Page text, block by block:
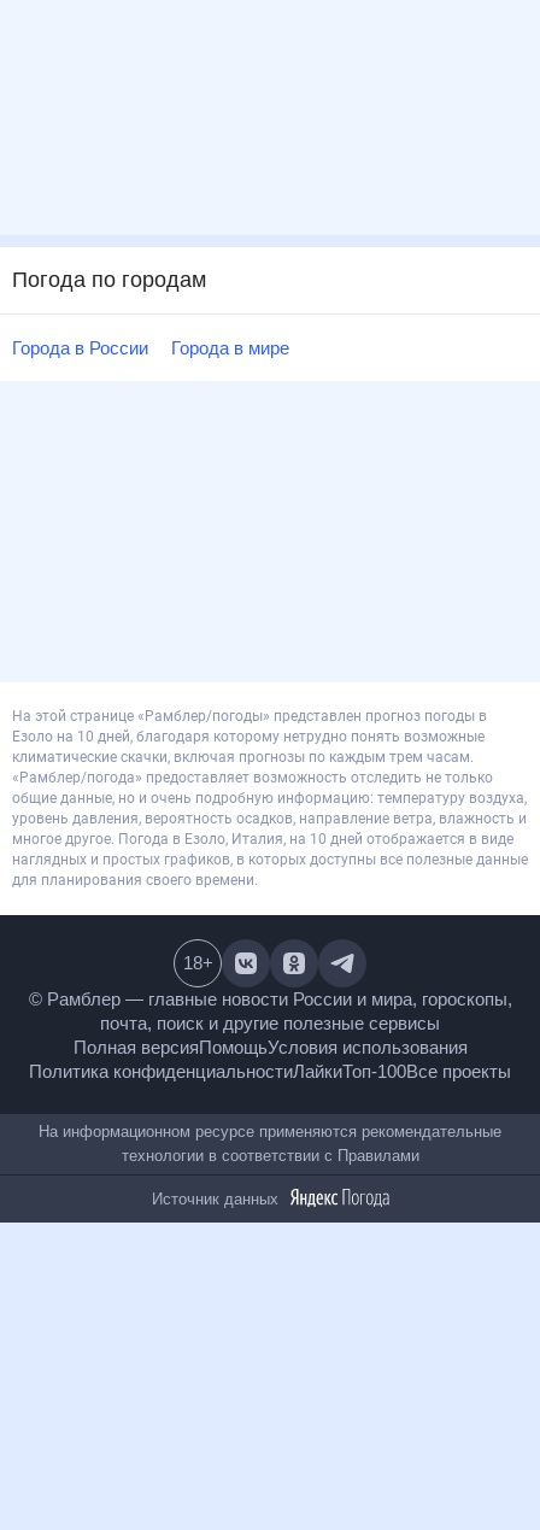
Погода по городам
Города в России Города в мире
На этой странице «Рамблер/погоды» представлен прогноз погоды в
Езоло на 10 дней, благодаря которому нетрудно понять возможные
климатические скачки, включая прогнозы по каждым трем часам.
«Рамблер/погода» предоставляет возможность отследить не только
общие данные, но и очень подробную информацию: температуру воздуха,
уровень давления, вероятность осадков, направление ветра, влажность и
многое другое. Погода в Езоло, Италия, на 10 дней отображается в виде
наглядных и простых графиков, в которых доступны все полезные данные
для планирования своего времени.
© Рамблер — главные новости России и мира,
гороскопы, почта, поиск и другие полезные сервисы
Полная версияПомощьУсловия использования
Политика конфиденциальностиЛайкиТоп-100
18+
На информационном ресурсе применяются
рекомендательные технологии в соответствии сПравилами
Источник данных